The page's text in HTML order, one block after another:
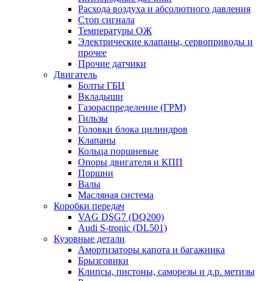
Расхода воздуха и абсолютного давления
Стоп сигнала
Температуры ОЖ
Электрические клапаны, сервоприводы и
прочее
Прочие датчики
Двигатель
Болты ГБЦ
Вкладыши
Газораспределение (ГРМ)
Гильзы
Головки блока цилиндров
Клапаны
Кольца поршневые
Опоры двигателя и КПП
Поршни
Валы
Масляная система
Коробки передач
VAG DSG7 (DQ200)
Audi S-tronic (DL501)
Кузовные детали
Амортизаторы капота и багажника
Брызговики
Клипсы, пистоны, саморезы и д.р. метизы